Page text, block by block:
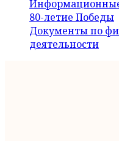
80-летие Победы
Документы по
деятельности